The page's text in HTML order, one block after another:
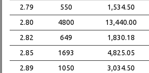
2.79
550 1,534.50
2.80
4800 13,440.00
2.82
649 1,830.18
2.85
1693 4,825.05
2.89
1050 3,034.50